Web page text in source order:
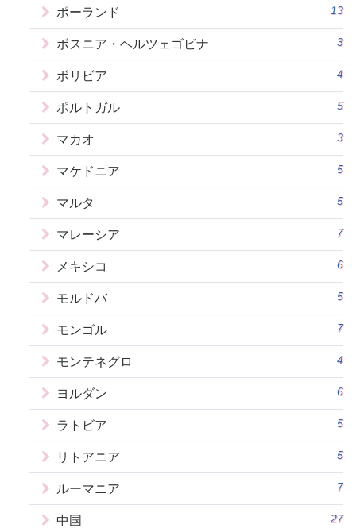
ポーランド 13
ボスニア・ヘルツェゴビナ 3
ボリビア 4
ポルトガル 5
マカオ 3
マケドニア 5
マルタ 5
マレーシア 7
メキシコ 6
モルドバ 5
モンゴル 7
モンテネグロ 4
ヨルダン 6
ラトビア 5
リトアニア 5
ルーマニア 7
中国 27